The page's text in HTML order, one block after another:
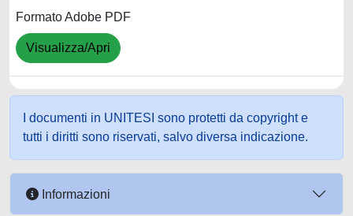
Formato Adobe PDF
Visualizza/Apri
I documenti in UNITESI sono protetti da copyright e
tutti i diritti sono riservati, salvo diversa indicazione.
Informazioni